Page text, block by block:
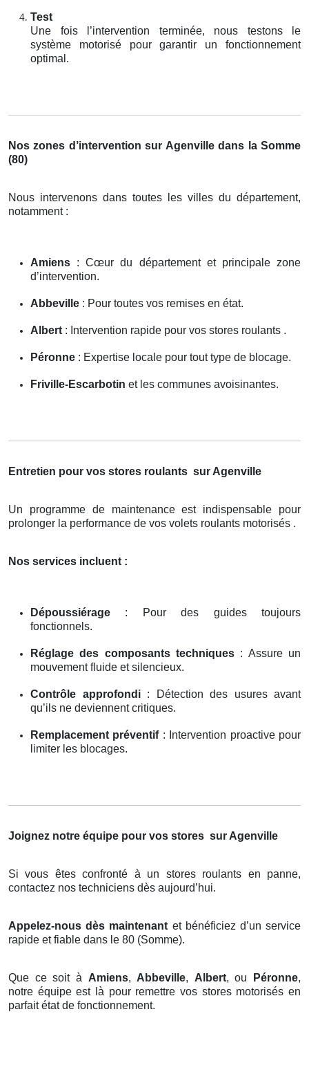
Test
Une fois l’intervention terminée, nous testons le
système motorisé pour garantir un fonctionnement
optimal.
Nos zones d’intervention sur Agenville dans la Somme
(80)
Nous intervenons dans toutes les villes du département,
notamment :
Amiens : Cœur du département et principale zone
d’intervention.
Abbeville : Pour toutes vos remises en état.
Albert : Intervention rapide pour vos stores roulants .
Péronne : Expertise locale pour tout type de blocage.
Friville-Escarbotin et les communes avoisinantes.
Entretien pour vos stores roulants sur Agenville
Un programme de maintenance est indispensable pour
prolonger la performance de vos volets roulants motorisés .
Nos services incluent :
Dépoussiérage : Pour des guides toujours
fonctionnels.
Réglage des composants techniques : Assure un
mouvement fluide et silencieux.
Contrôle approfondi: Détection des usures avant
qu’ils ne deviennent critiques.
Remplacement préventif: Intervention proactive pour
limiter les blocages.
Joignez notre équipe pour vos stores sur Agenville
Si vous êtes confronté à un stores roulants en panne,
contactez nos techniciens dès aujourd’hui.
Appelez-nous dès maintenant et bénéficiez d’un service
rapide et fiable dans le 80 (Somme).
Que ce soit à Amiens, Abbeville, Albert, ou Péronne,
notre équipe est là pour remettre vos stores motorisés en
parfait état de fonctionnement.